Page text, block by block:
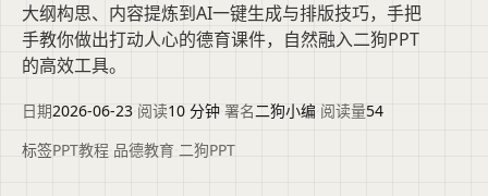
大纲构思、内容提炼到AI一键生成与排版技巧，手把
手教你做出打动人心的德育课件，自然融入二狗PPT
的高效工具。
日期2026-06-23 阅读10 分钟 署名二狗小编 阅读量54
标签PPT教程 品德教育 二狗PPT